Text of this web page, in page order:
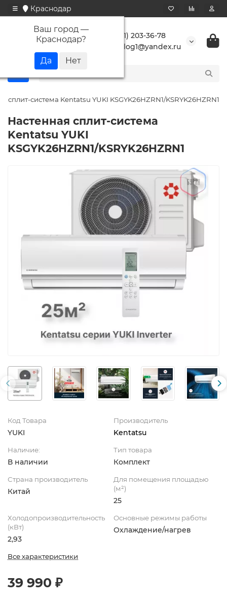
Краснодар
Ваш город —
Краснодар?
+7 (861) 203-36-78
buranlog1@yandex.ru
сплит-система Kentatsu YUKI KSGYK26HZRN1/KSRYK26HZRN1
Настенная сплит-система
Kentatsu YUKI
KSGYK26HZRN1/KSRYK26HZRN1
Код Товара
YUKI
Производитель
Kentatsu
Наличие:
В наличии
Тип товара
Комплект
Страна производитель
Китай
Для помещения площадью
(м²)
25
Холодопроизводительность
(кВт)
2,93
Основные режимы работы
Охлаждение/нагрев
Все характеристики
39 990 ₽